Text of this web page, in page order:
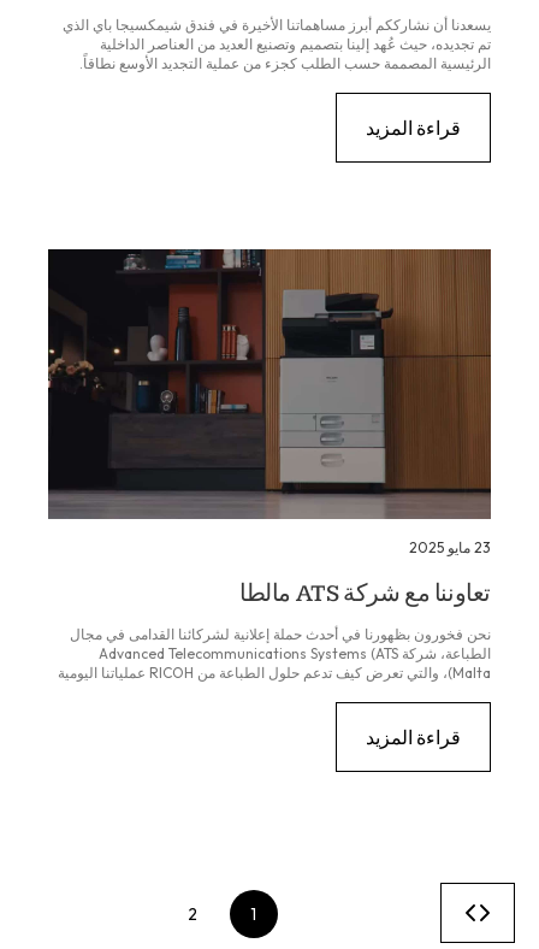
يسعدنا أن نشارككم أبرز مساهماتنا الأخيرة في فندق شيمكسيجا باي الذي
تم تجديده، حيث عُهد إلينا بتصميم وتصنيع العديد من العناصر الداخلية
الرئيسية المصممة حسب الطلب كجزء من عملية التجديد الأوسع نطاقاً.
قراءة المزيد
23 مايو 2025
تعاوننا مع شركة ATS مالطا
نحن فخورون بظهورنا في أحدث حملة إعلانية لشركائنا القدامى في مجال
الطباعة، شركة Advanced Telecommunications Systems (ATS
Malta)، والتي تعرض كيف تدعم حلول الطباعة من RICOH عملياتنا اليومية
قراءة المزيد
ترقيم
صفحات
الصفحة1 الصفحة
2